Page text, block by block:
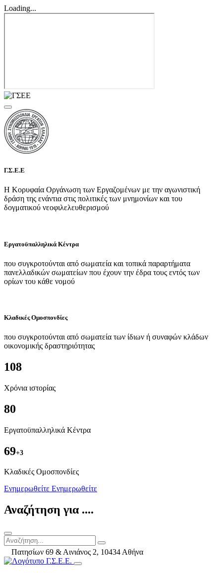
Loading...
Γ.Σ.Ε.Ε
Η Κορυφαία Οργάνωση των Εργαζομένων με την αγωνιστική
δράση της ενάντια στις πολιτικές των μνημονίων και του
δογματικού νεοφιλελευθερισμού
Εργατοϋπαλληλικά Κέντρα
που συγκροτούνται από σωματεία και τοπικά παραρτήματα
πανελλαδικών σωματείων που έχουν την έδρα τους εντός των
ορίων του κάθε νομού
Κλαδικές Ομοσπονδίες
που συγκροτούνται από σωματεία των ίδιων ή συναφών κλάδων
οικονομικής δραστηριότητας
108
Χρόνια ιστορίας
80
Εργατοϋπαλληλικά Κέντρα
69+3
Kλαδικές Ομοσπονδίες
Ενημερωθείτε Ενημερωθείτε
Αναζήτηση για ....
Πατησίων 69 & Αινιάνος 2, 10434 Αθήνα